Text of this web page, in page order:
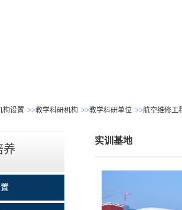
构设置 >>教学科研机构 >>教学科研单位 >>航空维修工
养
实训基地